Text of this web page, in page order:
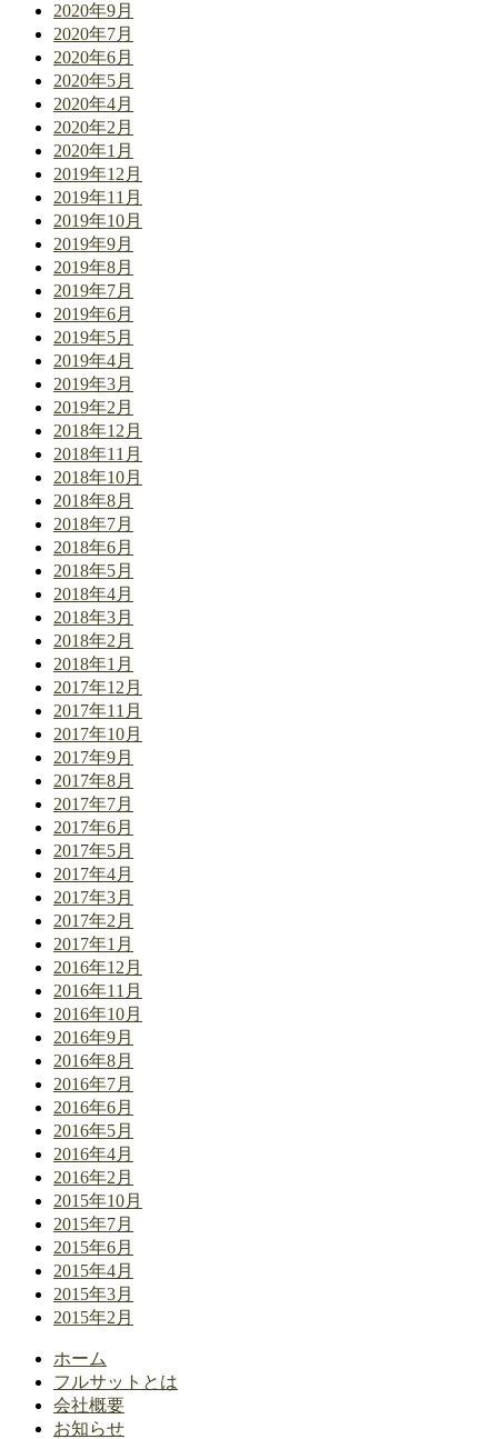
2020年9月
2020年7月
2020年6月
2020年5月
2020年4月
2020年2月
2020年1月
2019年12月
2019年11月
2019年10月
2019年9月
2019年8月
2019年7月
2019年6月
2019年5月
2019年4月
2019年3月
2019年2月
2018年12月
2018年11月
2018年10月
2018年8月
2018年7月
2018年6月
2018年5月
2018年4月
2018年3月
2018年2月
2018年1月
2017年12月
2017年11月
2017年10月
2017年9月
2017年8月
2017年7月
2017年6月
2017年5月
2017年4月
2017年3月
2017年2月
2017年1月
2016年12月
2016年11月
2016年10月
2016年9月
2016年8月
2016年7月
2016年6月
2016年5月
2016年4月
2016年2月
2015年10月
2015年7月
2015年6月
2015年4月
2015年3月
2015年2月
ホーム
フルサットとは
会社概要
お知らせ